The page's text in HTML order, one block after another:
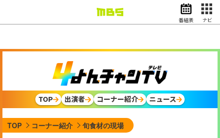
ドラマ
スポーツ
動画イズム ニュース
天気・防災
番組表 ナビ
TOP 出演者 コーナー紹介 ニュース
TOP コーナー紹介 旬食材の現場